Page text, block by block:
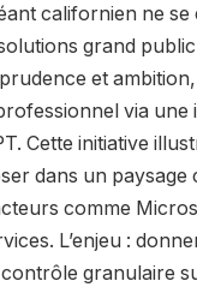
californien ne
grand public
et
via une
Cette initiative
dans un
comme
L’enjeu :
granulaire